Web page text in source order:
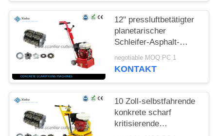
12" pressluftbetätigter
planetarischer
Schleifer-Asphalt-
Reißpflug u. komplette
Trommel-Ausrüstung
Maschinen Miet
negotiable MOQ:PC 1
KONTAKT
10 Zoll-selbstfahrende
konkrete scharf
kritisierende